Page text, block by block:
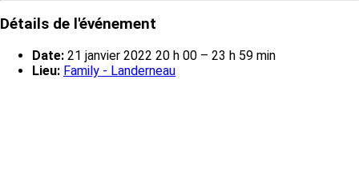
Détails de l'événement
Date: 21 janvier 2022 20 h 00 – 23 h 59 min
Lieu: Family - Landerneau